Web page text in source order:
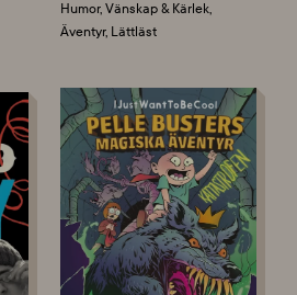
Humor, Vänskap & Kärlek,
Äventyr, Lättläst